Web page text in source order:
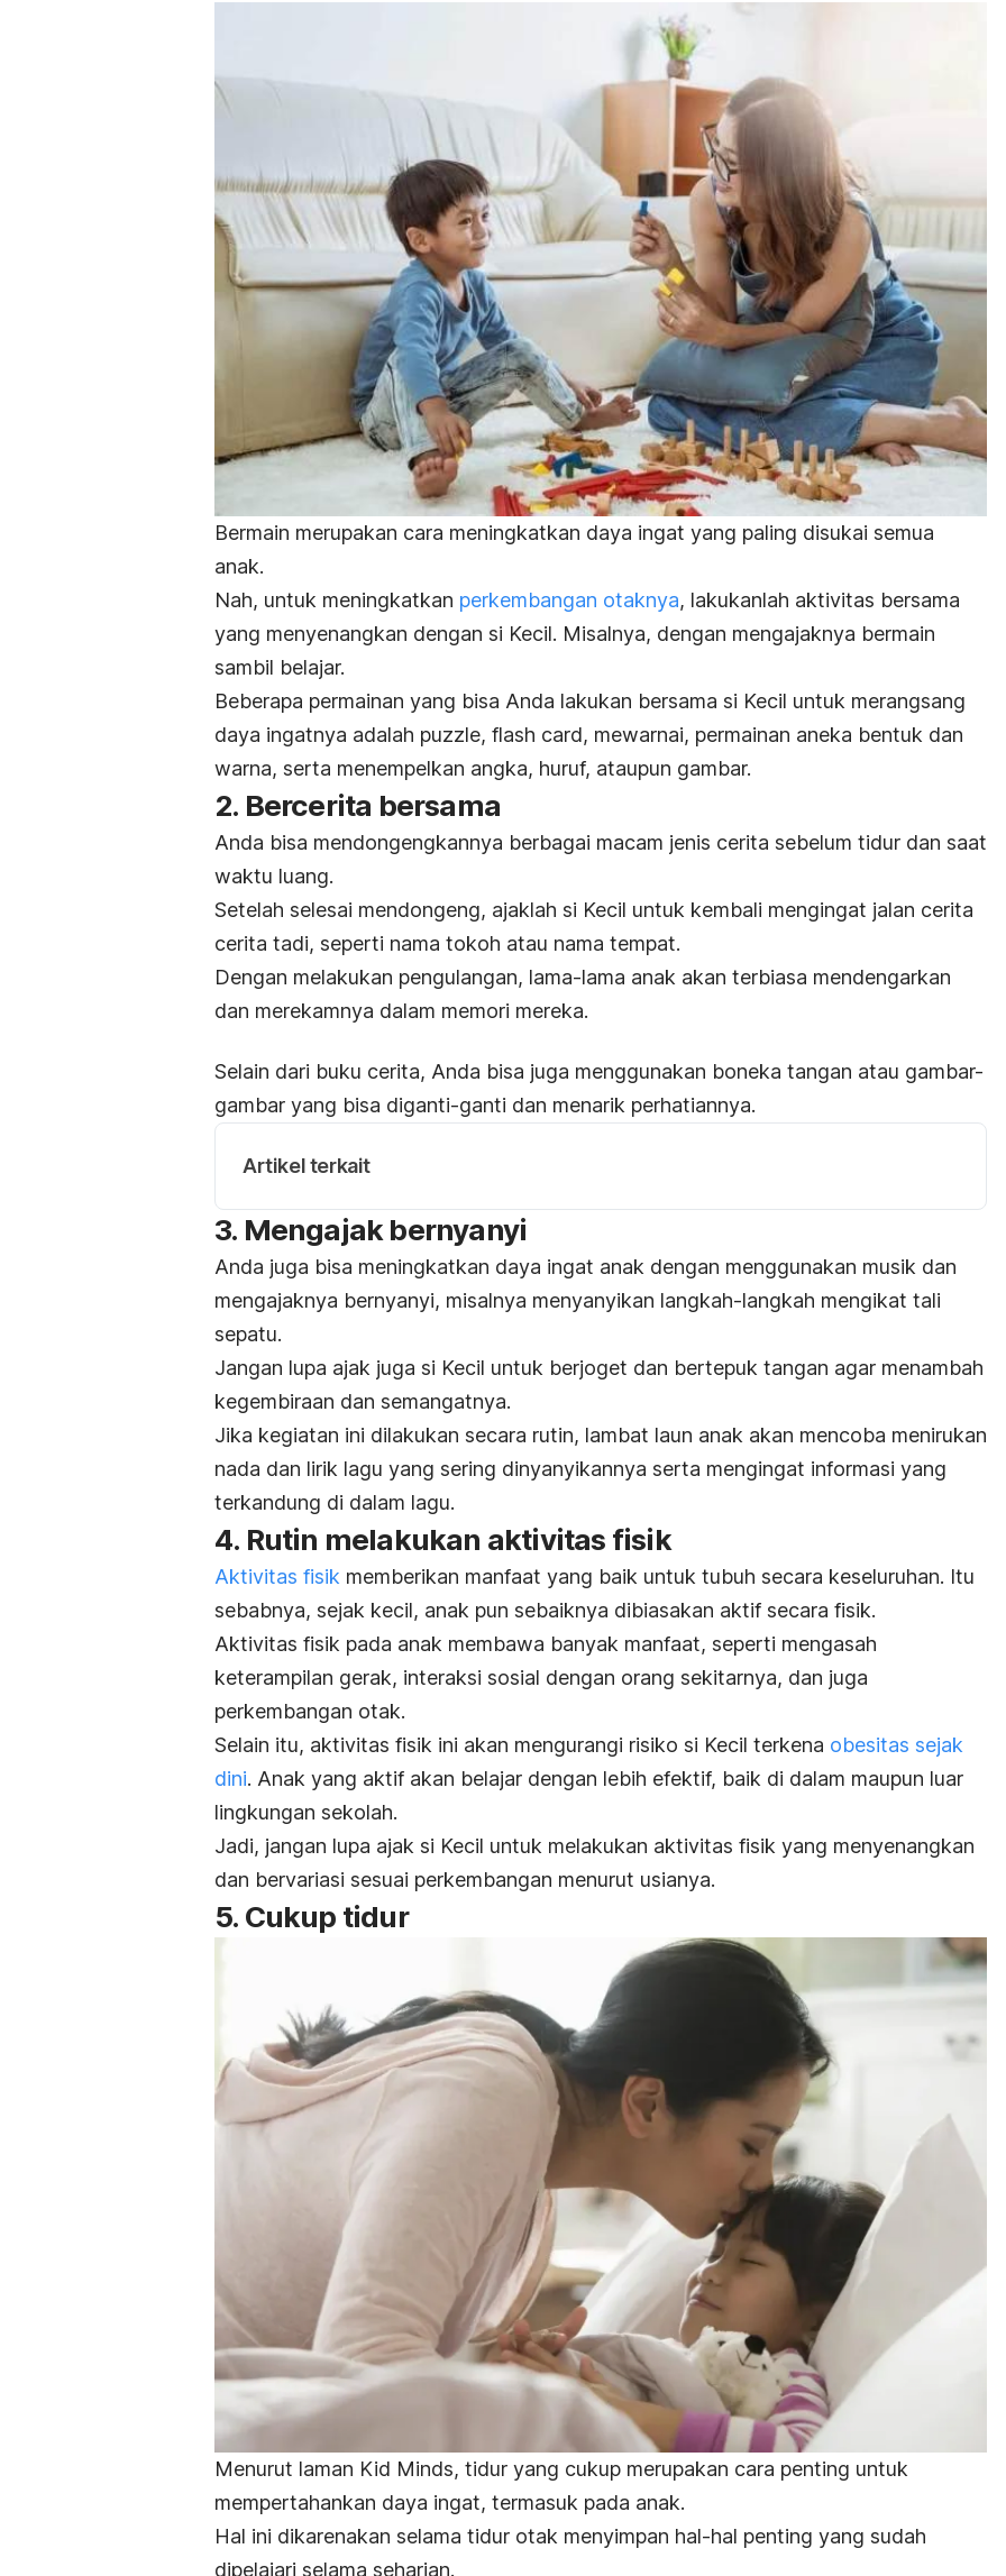
Bermain merupakan cara meningkatkan daya ingat yang paling disukai semua
anak.
Nah, untuk meningkatkan perkembangan otaknya, lakukanlah aktivitas bersama
yang menyenangkan dengan si Kecil. Misalnya, dengan mengajaknya bermain
sambil belajar.
Beberapa permainan yang bisa Anda lakukan bersama si Kecil untuk merangsang
daya ingatnya adalah puzzle, flash card, mewarnai, permainan aneka bentuk dan
warna, serta menempelkan angka, huruf, ataupun gambar.
2. Bercerita bersama
Anda bisa mendongengkannya berbagai macam jenis cerita sebelum tidur dan saat
waktu luang.
Setelah selesai mendongeng, ajaklah si Kecil untuk kembali mengingat jalan cerita
cerita tadi, seperti nama tokoh atau nama tempat.
Dengan melakukan pengulangan, lama-lama anak akan terbiasa mendengarkan
dan merekamnya dalam memori mereka.
Selain dari buku cerita, Anda bisa juga menggunakan boneka tangan atau gambar-
gambar yang bisa diganti-ganti dan menarik perhatiannya.
Artikel terkait
3. Mengajak bernyanyi
Anda juga bisa meningkatkan daya ingat anak dengan menggunakan musik dan
mengajaknya bernyanyi, misalnya menyanyikan langkah-langkah mengikat tali
sepatu.
Jangan lupa ajak juga si Kecil untuk berjoget dan bertepuk tangan agar menambah
kegembiraan dan semangatnya.
Jika kegiatan ini dilakukan secara rutin, lambat laun anak akan mencoba menirukan
nada dan lirik lagu yang sering dinyanyikannya serta mengingat informasi yang
terkandung di dalam lagu.
4. Rutin melakukan aktivitas fisik
Aktivitas fisik memberikan manfaat yang baik untuk tubuh secara keseluruhan. Itu
sebabnya, sejak kecil, anak pun sebaiknya dibiasakan aktif secara fisik.
Aktivitas fisik pada anak membawa banyak manfaat, seperti mengasah
keterampilan gerak, interaksi sosial dengan orang sekitarnya, dan juga
perkembangan otak.
Selain itu, aktivitas fisik ini akan mengurangi risiko si Kecil terkena obesitas sejak
dini. Anak yang aktif akan belajar dengan lebih efektif, baik di dalam maupun luar
lingkungan sekolah.
Jadi, jangan lupa ajak si Kecil untuk melakukan aktivitas fisik yang menyenangkan
dan bervariasi sesuai perkembangan menurut usianya.
5. Cukup tidur
Menurut laman Kid Minds, tidur yang cukup merupakan cara penting untuk
mempertahankan daya ingat, termasuk pada anak.
Hal ini dikarenakan selama tidur otak menyimpan hal-hal penting yang sudah
dipelajari selama seharian.